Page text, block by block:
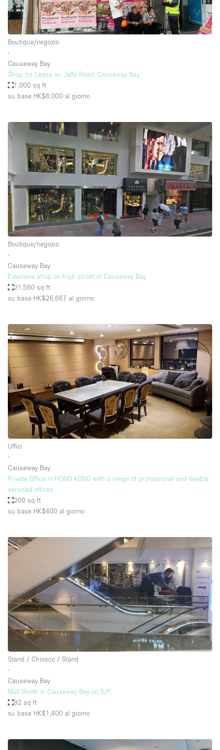
Boutique/negozio
∙
Causeway Bay
Shop for Lease on Jaffe Road, Causeway Bay
1,000 sq ft
su base HK$6,000 al giorno
Boutique/negozio
∙
Causeway Bay
Extensive shop on high street of Causeway Bay
21,560 sq ft
su base HK$26,667 al giorno
Uffici
∙
Causeway Bay
Private Office in HONG KONG with a range of professional and flexible
serviced offices
200 sq ft
su base HK$400 al giorno
Stand / Chiosco / Stand
∙
Causeway Bay
Mall Booth in Causeway Bay on 5/F
92 sq ft
su base HK$1,400 al giorno